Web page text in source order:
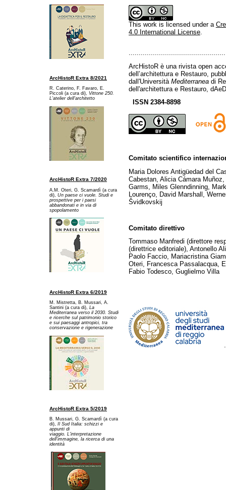
ArcHistoR Extra 8/2021
R. Caterino, F. Favaro, E.
Piccoli (a cura di), Vittone 250.
L'atelier dell'architetto
ArcHistoR Extra 7/2020
A.M. Oteri, G. Scamardì (a cura
di), Un paese ci vuole. Studi e
prospettive per i paesi
abbandonati e in via di
spopolamento
ArcHistoR Extra 6/2019
M. Mistretta, B. Mussari, A.
Santini (a cura di), La
Mediterranea verso il 2030. Studi
e ricerche sul patrimonio storico
e sui paesaggi antropici, tra
conservazione e rigenerazione
ArcHistoR Extra 5/2019
B. Mussari, G. Scamardì (a cura
di), Il Sud Italia: schizzi e
appunti di
viaggio. L'interpretazione
dell'immagine, la ricerca di una
identità
This work is licensed under a
4.0 International License.
ArcHistoR è una rivista open
dell’architettura e Restauro,
dall'Università Mediterraneadi
dell'architettura e Restauro,
ISSN 2384-8898
Comitato scientifico
Maria Dolores Antigüedad del
Cabestan, Alicia Cámara
Garms, Miles Glenndinning,
Lourenço, David Marshall,
Švidkovskij
Comitato direttivo
Tommaso Manfredi (direttore
(direttrice editoriale), Antonello
Paolo Faccio, Mariacristina
Oteri, Francesca Passalacqua,
Fabio Todesco, Guglielmo Villa